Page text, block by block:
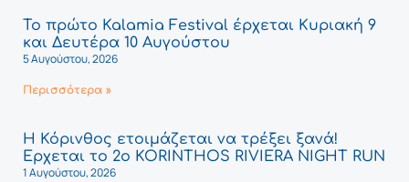
Το πρώτο Kalamia Festival έρχεται Κυριακή 9
και Δευτέρα 10 Αυγούστου
5 Αυγούστου, 2026
Περισσότερα »
Η Κόρινθος ετοιμάζεται να τρέξει ξανά!
Έρχεται το 2ο KORINTHOS RIVIERA NIGHT RUN
1 Αυγούστου, 2026